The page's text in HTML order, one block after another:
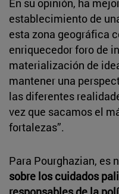
En su opinión, ha
establecimiento de
esta zona geográfica
enriquecedor foro de
materialización de
mantener una
las diferentes
vez que sacamos el
fortalezas”.
Para Pourghazian, es
sobre los cuidados